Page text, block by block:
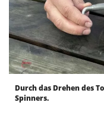
Durch das Drehen des
Spinners.